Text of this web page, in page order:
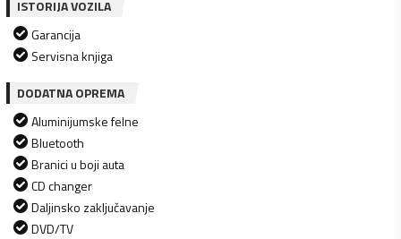
ISTORIJA VOZILA
Garancija
Servisna knjiga
DODATNA OPREMA
Aluminijumske felne
Bluetooth
Branici u boji auta
CD changer
Daljinsko zaključavanje
DVD/TV